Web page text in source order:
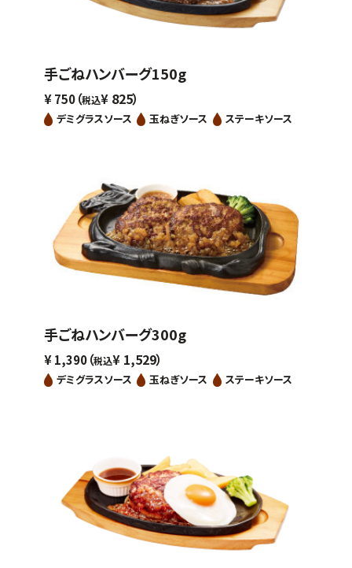
手ごねハンバーグ150g
¥750（税込¥825）
デミグラスソース 玉ねぎソース ステーキソース
手ごねハンバーグ300g
¥1,390（税込¥1,529）
デミグラスソース 玉ねぎソース ステーキソース